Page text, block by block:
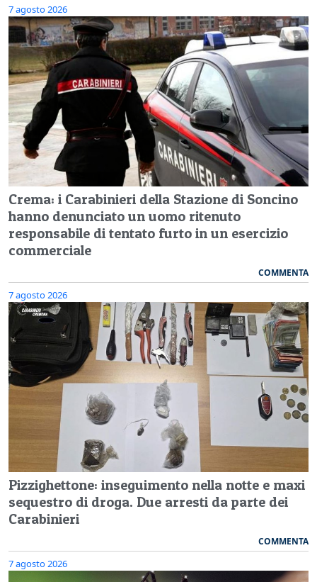
7 agosto 2026
Crema: i Carabinieri della Stazione di Soncino
hanno denunciato un uomo ritenuto
responsabile di tentato furto in un esercizio
commerciale
COMMENTA
7 agosto 2026
Pizzighettone: inseguimento nella notte e maxi
sequestro di droga. Due arresti da parte dei
Carabinieri
COMMENTA
7 agosto 2026